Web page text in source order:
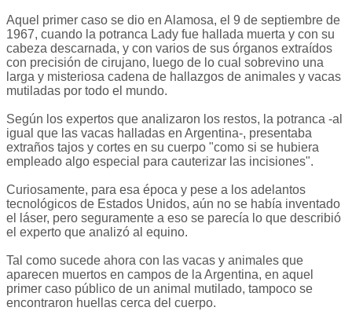
Aquel primer caso se dio en Alamosa, el 9 de septiembre de
1967, cuando la potranca Lady fue hallada muerta y con su
cabeza descarnada, y con varios de sus órganos extraídos
con precisión de cirujano, luego de lo cual sobrevino una
larga y misteriosa cadena de hallazgos de animales y vacas
mutiladas por todo el mundo.
Según los expertos que analizaron los restos, la potranca -al
igual que las vacas halladas en Argentina-, presentaba
extraños tajos y cortes en su cuerpo "como si se hubiera
empleado algo especial para cauterizar las incisiones".
Curiosamente, para esa época y pese a los adelantos
tecnológicos de Estados Unidos, aún no se había inventado
el láser, pero seguramente a eso se parecía lo que describió
el experto que analizó al equino.
Tal como sucede ahora con las vacas y animales que
aparecen muertos en campos de la Argentina, en aquel
primer caso público de un animal mutilado, tampoco se
encontraron huellas cerca del cuerpo.